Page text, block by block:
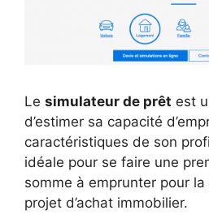
Le simulateur de prêt est
d’estimer sa capacité
caractéristiques de son
idéale pour se faire une
somme à emprunter pour
projet d’achat immobilier.